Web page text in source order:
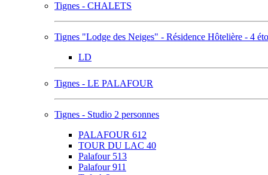
Tignes - CHALETS
Tignes "Lodge des Neiges" - Résidence Hôtelière - 4
LD
Tignes - LE PALAFOUR
Tignes - Studio 2 personnes
PALAFOUR 612
TOUR DU LAC 40
Palafour 513
Palafour 911